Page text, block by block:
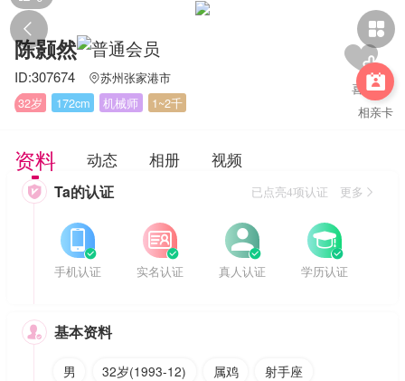
 

相亲卡
陈颢然
ID:307674 苏州张家港市
32岁
172cm 机械师 1~2千
资料 动态 相册 视频
 Ta的认证 已点亮4项认证 更多


手机认证


实名认证


真人认证


学历认证
 基本资料
男 32岁(1993-12) 属鸡
射手座